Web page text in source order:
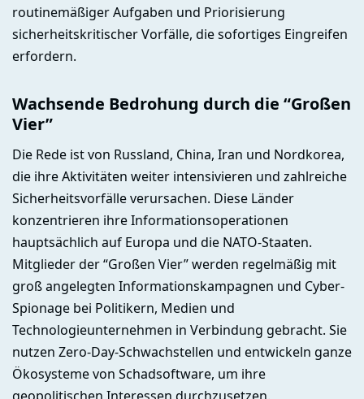
routinemäßiger Aufgaben und Priorisierung
sicherheitskritischer Vorfälle, die sofortiges Eingreifen
erfordern.
Wachsende Bedrohung durch die “Großen
Vier”
Die Rede ist von Russland, China, Iran und Nordkorea,
die ihre Aktivitäten weiter intensivieren und zahlreiche
Sicherheitsvorfälle verursachen. Diese Länder
konzentrieren ihre Informationsoperationen
hauptsächlich auf Europa und die NATO-Staaten.
Mitglieder der “Großen Vier” werden regelmäßig mit
groß angelegten Informationskampagnen und Cyber-
Spionage bei Politikern, Medien und
Technologieunternehmen in Verbindung gebracht. Sie
nutzen Zero-Day-Schwachstellen und entwickeln ganze
Ökosysteme von Schadsoftware, um ihre
geopolitischen Interessen durchzusetzen.